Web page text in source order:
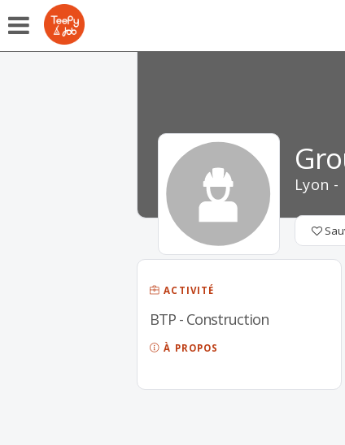
Lyon -
ACTIVITÉ
BTP - Construction
À PROPOS